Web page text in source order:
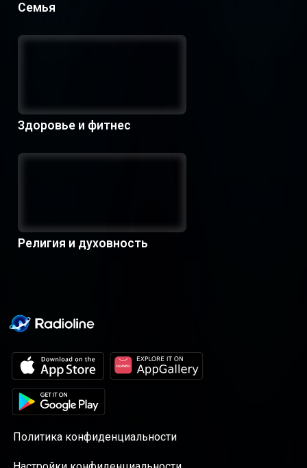
Семья
Здоровье и фитнес
Религия и духовность
Политика конфиденциальности